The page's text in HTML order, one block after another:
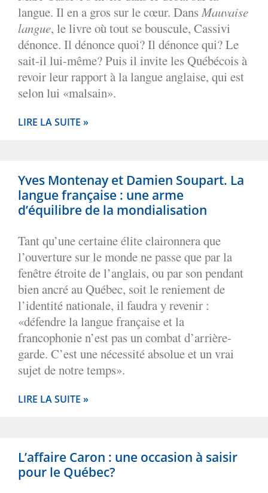
langue. Il en a gros sur le cœur. Dans Mauvaise
langue, le livre où tout se bouscule, Cassivi
dénonce. Il dénonce quoi? Il dénonce qui? Le
sait-il lui-même? Puis il invite les Québécois à
revoir leur rapport à la langue anglaise, qui est
selon lui «malsain».
LIRE LA SUITE »
Yves Montenay et Damien Soupart. La
langue française : une arme
d’équilibre de la mondialisation
Tant qu’une certaine élite claironnera que
l’ouverture sur le monde ne passe que par la
fenêtre étroite de l’anglais, ou par son pendant
bien ancré au Québec, soit le reniement de
l’identité nationale, il faudra y revenir :
«défendre la langue française et la
francophonie n’est pas un combat d’arrière-
garde. C’est une nécessité absolue et un vrai
sujet de notre temps».
LIRE LA SUITE »
L’affaire Caron : une occasion à saisir
pour le Québec?